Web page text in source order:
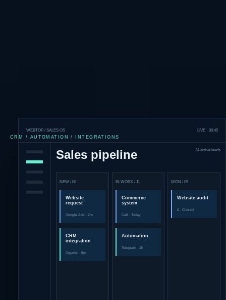
CRM / AUTOMATION / INTEGRATIONS
WEBTOP / SALES OS LIVE · 06:45
Sales pipeline 24 active leads
NEW / 08
Website
request
Google Ads · 2m
CRM
integration
Organic · 8m
IN WORK / 11
Commerce
system
Call · Today
Automation
Telegram · 1h
WON / 05
Website audit
€ · Closed